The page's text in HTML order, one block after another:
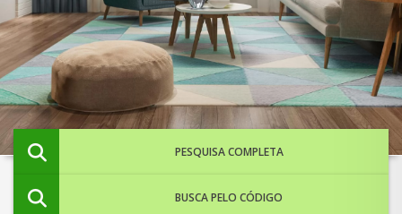
PESQUISA COMPLETA
BUSCA PELO CÓDIGO